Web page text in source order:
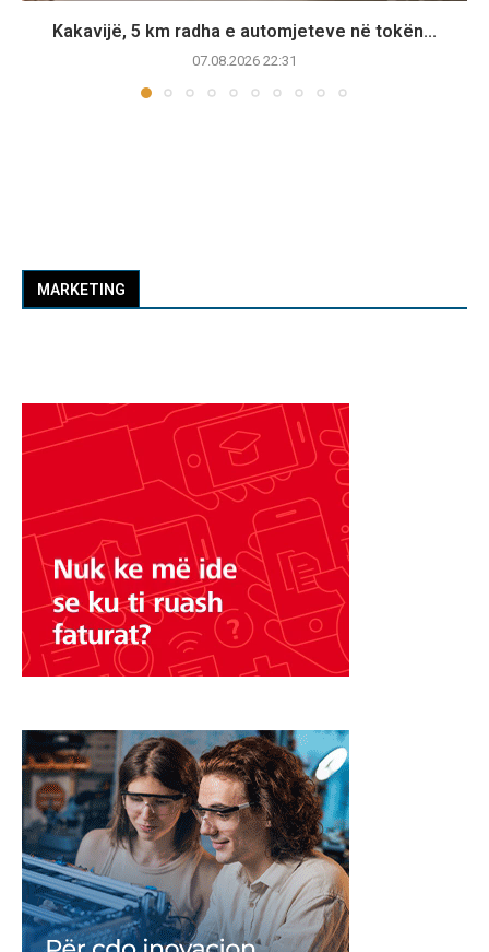
Kakavijë, 5 km radha e automjeteve në tokën...
07.08.2026 22:31
MARKETING